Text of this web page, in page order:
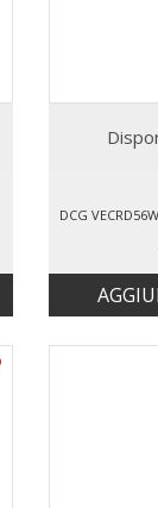
DCG